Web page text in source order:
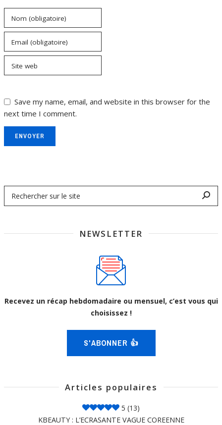
Nom (obligatoire)
Email (obligatoire)
Site web
Save my name, email, and website in this browser for the
next time I comment.
ENVOYER
NEWSLETTER
Recevez un récap hebdomadaire ou mensuel, c’est vous qui
choisissez !
S'ABONNER 👍
Articles populaires
5 (13)
KBEAUTY : L’ECRASANTE VAGUE COREENNE